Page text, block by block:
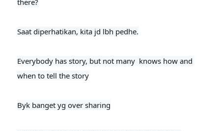
there?
Saat diperhatikan, kita jd lbh pedhe.
Everybody has story, but not many  knows how and
when to tell the story
Byk banget yg over sharing